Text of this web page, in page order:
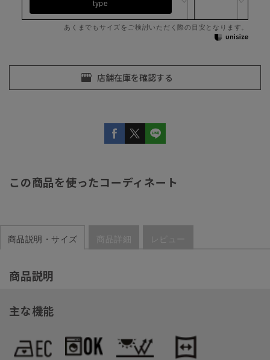
type
あくまでもサイズをご検討いただく際の目安となります。
この商品を使ったコーディネート
商品説明・サイズ 商品詳細 レビュー
商品説明
主な機能